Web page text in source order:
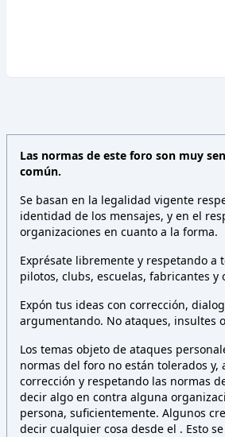
Las normas de este foro son muy
común.
Se basan en la legalidad vigente
identidad de los mensajes, y en el
organizaciones en cuanto a la forma.
Exprésate libremente y respetando a
pilotos, clubs, escuelas, fabricantes y
Expón tus ideas con corrección,
argumentando. No ataques, insultes
Los temas objeto de ataques
normas del foro no están tolerados y,
corrección y respetando las normas
decir algo en contra alguna
persona, suficientemente. Algunos
decir cualquier cosa desde el . Esto